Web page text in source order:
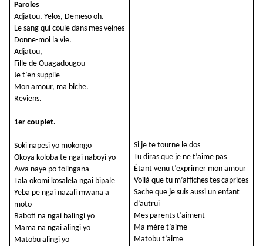
Paroles
Adjatou, Yelos, Demeso oh.
Le sang qui coule dans mes veines
Donne-moi la vie.
Adjatou,
Fille de Ouagadougou
Je t’en supplie
Mon amour, ma biche.
Reviens.
1er couplet.
Soki napesi yo mokongo
Okoya koloba te ngai naboyi yo
Awa naye po tolingana
Tala okomi kosalela ngai bipale
Yeba pe ngai nazali mwana a
moto
Baboti na ngai balingi yo
Mama na ngai alingi yo
Matobu alingi yo
Si je te tourne le dos
Tu diras que je ne t’aime pas
Étant venu t’exprimer mon amour
Voilà que tu m’affiches tes caprices
Sache que je suis aussi un enfant
d’autrui
Mes parents t’aiment
Ma mère t’aime
Matobu t’aime